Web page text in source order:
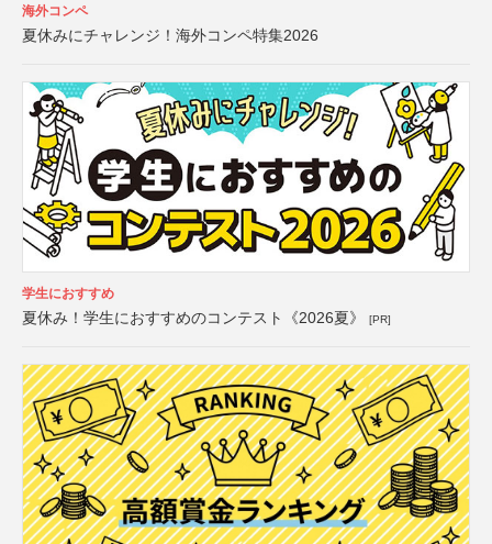
海外コンペ
夏休みにチャレンジ！海外コンペ特集2026
学生におすすめ
夏休み！学生におすすめのコンテスト《2026夏》 [PR]